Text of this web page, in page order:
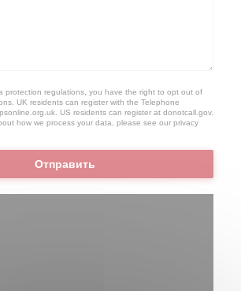
protection regulations, you have the right to opt out of
UK residents can register with the Telephone
. US residents can register at donotcall.gov.
how we process your data, please see our privacy